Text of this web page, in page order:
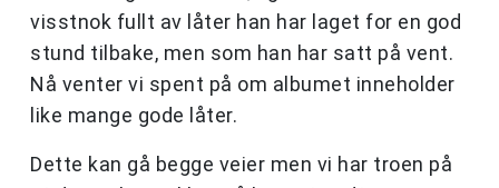
visstnok fullt av låter han har laget for en god
stund tilbake, men som han har satt på vent.
Nå venter vi spent på om albumet inneholder
like mange gode låter.
Dette kan gå begge veier men vi har troen på